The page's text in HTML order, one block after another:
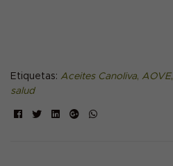
Etiquetas: Aceites Canoliva, AOVE,
salud
Facebook
TwitterLinkedinGoogle+